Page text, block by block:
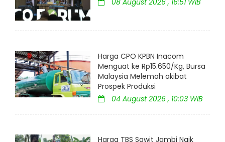
Harga CPO KPBN Inacom
Menguat ke Rp15.650/Kg, Bursa
Malaysia Melemah akibat
Prospek Produksi
04 August 2026 , 10:03 WIB
Harga TBS Sawit Jambi Naik